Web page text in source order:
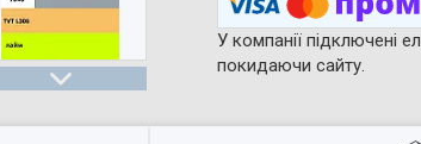
У компанії підключені
покидаючи сайту.